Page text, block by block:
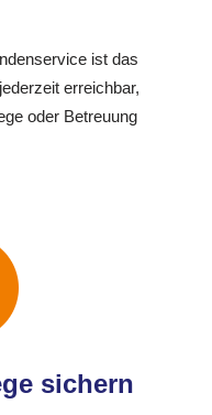
ist das
erreichbar,
oder Betreuung
sichern